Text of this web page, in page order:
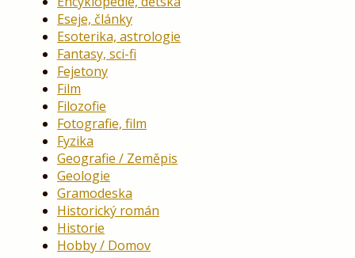
Eseje, články
Esoterika, astrologie
Fantasy, sci-fi
Fejetony
Film
Filozofie
Fotografie, film
Fyzika
Geografie / Zeměpis
Geologie
Gramodeska
Historický román
Historie
Hobby / Domov